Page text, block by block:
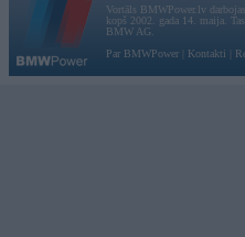
Vortāls BMWPower.lv darbojas
kopš 2002. gada 14. maija.
BMW AG.
Par BMWPower
Kontakti